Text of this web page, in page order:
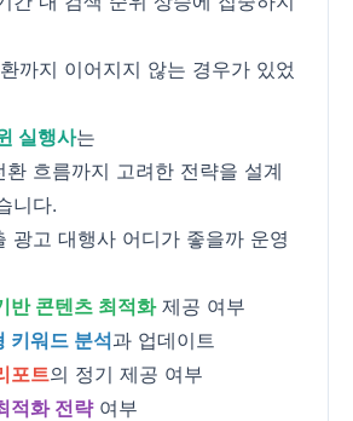
까지 이어지지 않는 경우가 있었
실행사는
환 흐름까지 고려한 전략을 설계
니다.
광고 대행사 어디가 좋을까 운영
반 콘텐츠 최적화제공 여부
키워드 분석과 업데이트
포트의 정기 제공 여부
적화 전략여부